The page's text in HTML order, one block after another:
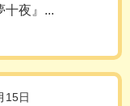
夜』...
15日